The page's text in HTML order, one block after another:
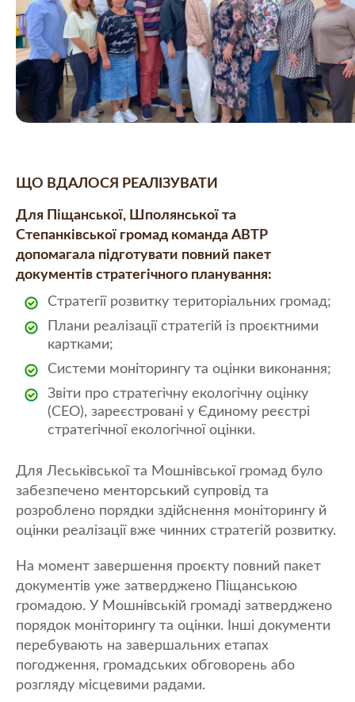
ЩО ВДАЛОСЯ РЕАЛІЗУВАТИ
Для Піщанської, Шполянської та
Степанківської громад команда АВТР
допомагала підготувати повний пакет
документів стратегічного планування:
Стратегії розвитку територіальних громад;
Плани реалізації стратегій із проєктними
картками;
Системи моніторингу та оцінки виконання;
Звіти про стратегічну екологічну оцінку
(СЕО), зареєстровані у Єдиному реєстрі
стратегічної екологічної оцінки.
Для Леськівської та Мошнівської громад було
забезпечено менторський супровід та
розроблено порядки здійснення моніторингу й
оцінки реалізації вже чинних стратегій розвитку.
На момент завершення проєкту повний пакет
документів уже затверджено Піщанською
громадою. У Мошнівській громаді затверджено
порядок моніторингу та оцінки. Інші документи
перебувають на завершальних етапах
погодження, громадських обговорень або
розгляду місцевими радами.